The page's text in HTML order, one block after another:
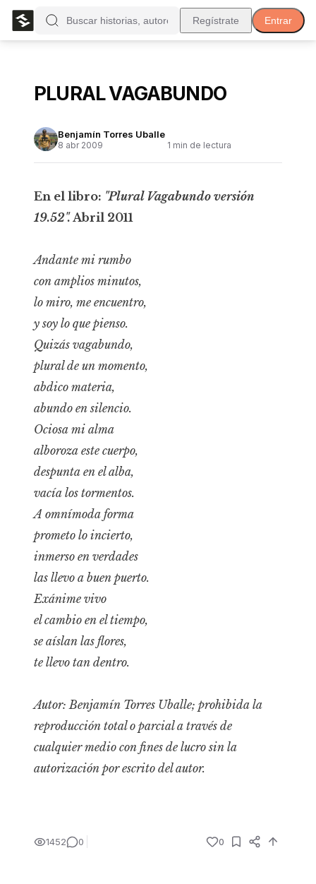
Regístrate Entrar
PLURAL VAGABUNDO
Benjamín Torres Uballe
8 abr 2009 1 min de lectura
En el libro: "Plural Vagabundo versión
19.52".Abril 2011
Andante mi rumbo
con amplios minutos,
lo miro, me encuentro,
y soy lo que pienso.
Quizás vagabundo,
plural de un momento,
abdico materia,
abundo en silencio.
Ociosa mi alma
alboroza este cuerpo,
despunta en el alba,
vacía los tormentos.
A omnímoda forma
prometo lo incierto,
inmerso en verdades
las llevo a buen puerto.
Exánime vivo
el cambio en el tiempo,
se aíslan las flores,
te llevo tan dentro.
Autor: Benjamín Torres Uballe; prohibida la
reproducción total o parcial a través de
cualquier medio con fines de lucro sin la
autorización por escrito del autor.
1452 0 0